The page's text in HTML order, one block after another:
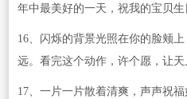
年中最美好的一天，祝我的宝贝生
16、闪烁的背景光照在你的脸颊
远。看完这个动作，许个愿，让天
17、一片一片散着清爽，声声祝